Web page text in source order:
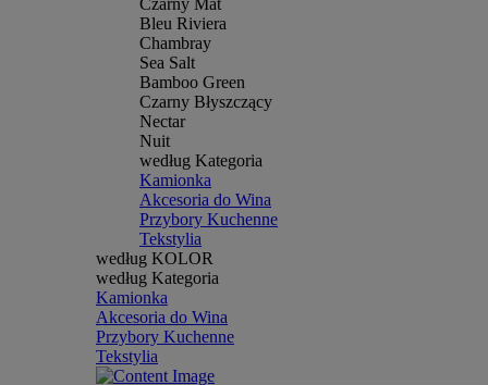
Czarny Mat
Bleu Riviera
Chambray
Sea Salt
Bamboo Green
Czarny Błyszczący
Nectar
Nuit
według Kategoria
Kamionka
Akcesoria do Wina
Przybory Kuchenne
Tekstylia
według KOLOR
według Kategoria
Kamionka
Akcesoria do Wina
Przybory Kuchenne
Tekstylia